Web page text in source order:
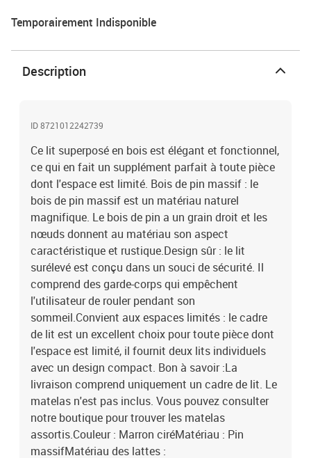
au matériau son aspect caractéristique et rustique.Design sûr : le
garde-corps qui empêchent l'utilisateur de rouler pendant son
sommeil.Convient aux espaces limités : le cadre de lit est un
excellent choix pour toute pièce dont l'espace est limité, il fournit
pas inclus. Vous pouvez consulter notre boutique pour trouver les
massifMatériau des lattes : ContreplaquéDimensions hors tout :
207 x 125,5 x 145 cm (L x l x H)Dimensions du matelas adaptées :
80 x 200/120 x 200 cm (l x L) (matelas non inclus)Assemblage
requis : OuiLe lit haut ne convient pas aux enfants de moins de 6
Temporairement Indisponible
Description
ID 8721012242739
Ce lit superposé en bois est élégant et fonctionnel,
ce qui en fait un supplément parfait à toute pièce
dont l'espace est limité. Bois de pin massif : le
bois de pin massif est un matériau naturel
magnifique. Le bois de pin a un grain droit et les
nœuds donnent au matériau son aspect
caractéristique et rustique.Design sûr : le lit
surélevé est conçu dans un souci de sécurité. Il
comprend des garde-corps qui empêchent
l'utilisateur de rouler pendant son
sommeil.Convient aux espaces limités : le cadre
de lit est un excellent choix pour toute pièce dont
l'espace est limité, il fournit deux lits individuels
avec un design compact. Bon à savoir :La
livraison comprend uniquement un cadre de lit. Le
matelas n'est pas inclus. Vous pouvez consulter
notre boutique pour trouver les matelas
assortis.Couleur : Marron ciréMatériau : Pin
massifMatériau des lattes :